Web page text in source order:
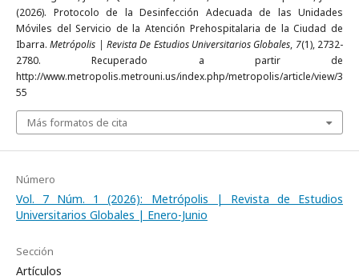
(2026). Protocolo de la Desinfección Adecuada de las Unidades
Móviles del Servicio de la Atención Prehospitalaria de la Ciudad de
Ibarra.Metrópolis | Revista De Estudios Universitarios Globales, 7(1), 2732-
2780. Recuperado a partir de
http://www.metropolis.metrouni.us/index.php/metropolis/article/view/3
55
Más formatos de cita
Número
Vol. 7 Núm. 1 (2026): Metrópolis | Revista de Estudios
Universitarios Globales | Enero-Junio
Sección
Artículos